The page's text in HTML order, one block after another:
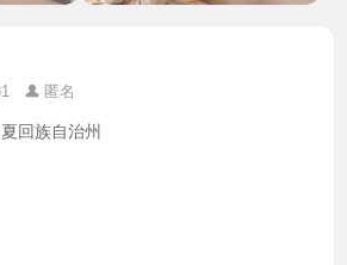
匿名
回族自治州